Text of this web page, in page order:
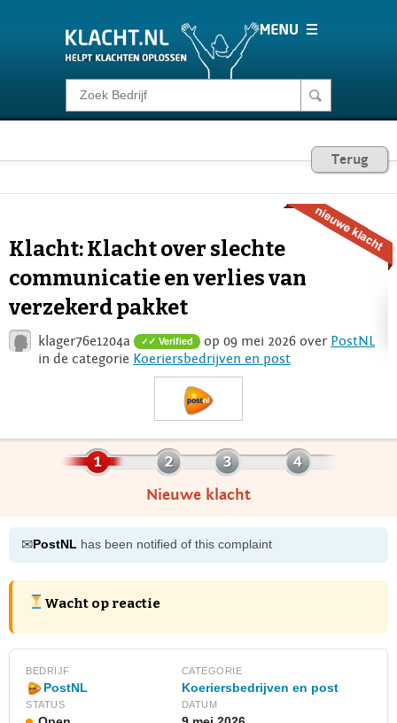
Klacht melden
Consumentenrecht
Voor Bedrijven
Terug
Klacht: Klacht over slechte
communicatie en verlies van
verzekerd pakket
klager76e1204a ✓ Verified op 09 mei 2026 over PostNL
in de categorie Koeriersbedrijven en post
Nieuwe klacht
✉PostNL has been notified of this complaint
Wacht op reactie
BEDRIJF
PostNL
CATEGORIE
Koeriersbedrijven en post
STATUS DATUM